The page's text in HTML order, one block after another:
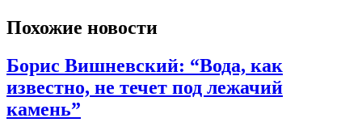
Похожие новости
Борис Вишневский: “Вода, как
известно, не течет под лежачий
камень”